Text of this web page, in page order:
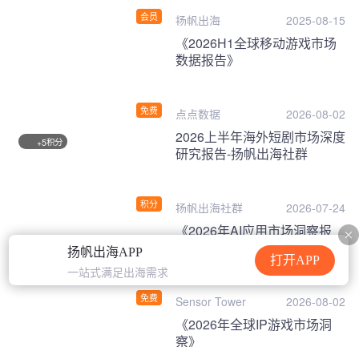
扬帆出海APP
一站式满足出海需求
打开APP
会员 扬帆出海 2025-08-15
免费
《2026H1全球移动游戏市场
数据报告》
点点数据 2026-08-02
+5积分
积分
2026上半年海外短剧市场深度
研究报告-扬帆出海社群
扬帆出海社群 2026-07-24
免费
《2026年AI应用市场洞察报
Sensor Tower 2026-08-02
《2026年全球IP游戏市场洞
察》